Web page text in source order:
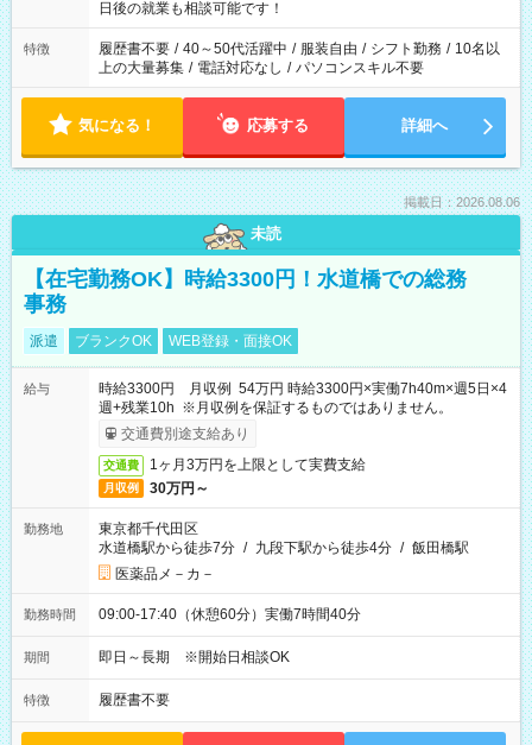
の方へ 今ご覧のお仕事で希望する勤務時間と、もう1つのお仕事
の勤務時間。 合計で週40時間を超える場合は応募できません。
日後の就業も相談可能です！
特徴 履歴書不要 / 40～50代活躍中 / 服装自由 / シフト勤務 / 10名以
上の大量募集 / 電話対応なし / パソコンスキル不要
気になる！ 応募する 詳細へ
掲載日：2026.08.06
未読
【在宅勤務OK】時給3300円！水道橋での総務
事務
派遣 ブランクOK WEB登録・面接OK
給与
時給3300円 月収例 54万円 時給3300円×実働7h40m×週5日×4
週+残業10h ※月収例を保証するものではありません。
交通費別途支給あり
交通費 1ヶ月3万円を上限として実費支給
月収例 30万円～
勤務地
東京都千代田区
水道橋駅から徒歩7分 / 九段下駅から徒歩4分 / 飯田橋駅
医薬品メ－カ－
勤務時間 09:00-17:40（休憩60分）実働7時間40分
期間 即日～長期 ※開始日相談OK
特徴 履歴書不要